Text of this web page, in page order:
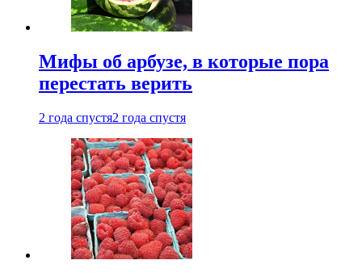
Мифы об арбузе, в которые пора
перестать верить
2 года спустя2 года спустя